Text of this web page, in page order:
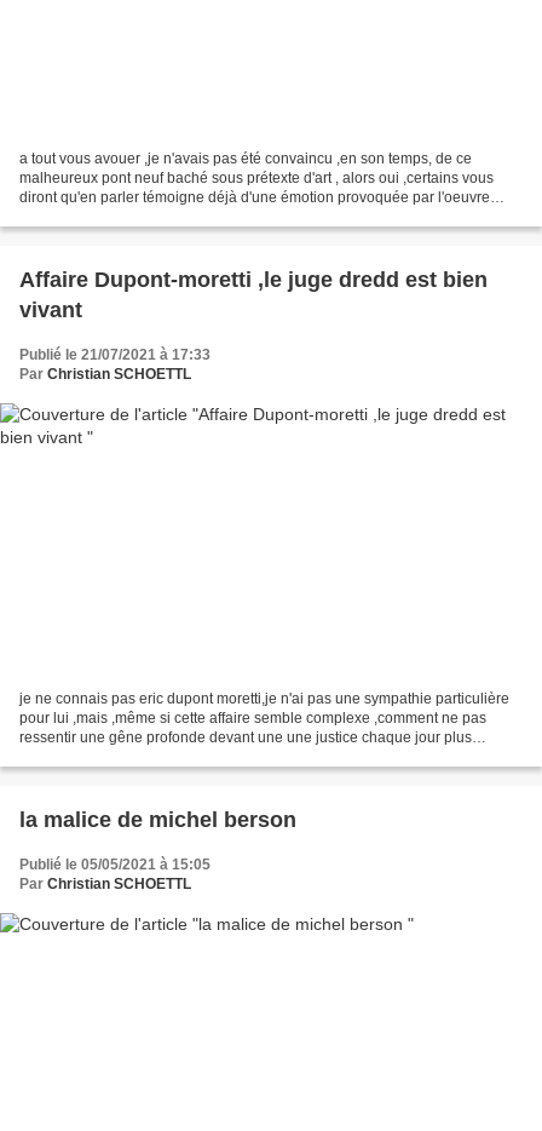
a tout vous avouer ,je n'avais pas été convaincu ,en son temps, de ce
malheureux pont neuf baché sous prétexte d'art , alors oui ,certains vous
diront qu'en parler témoigne déjà d'une émotion provoquée par l'oeuvre
Affaire Dupont-moretti ,le juge dredd est bien
vivant
Publié le 21/07/2021 à 17:33
Par Christian SCHOETTL
je ne connais pas eric dupont moretti,je n'ai pas une sympathie particulière
pour lui ,mais ,même si cette affaire semble complexe ,comment ne pas
ressentir une gêne profonde devant une une justice chaque jour plus
la malice de michel berson
Publié le 05/05/2021 à 15:05
Par Christian SCHOETTL